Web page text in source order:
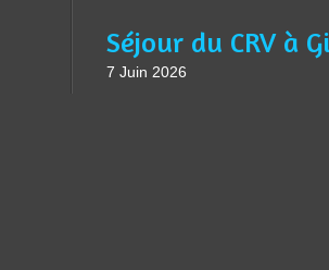
7 Juin 2026